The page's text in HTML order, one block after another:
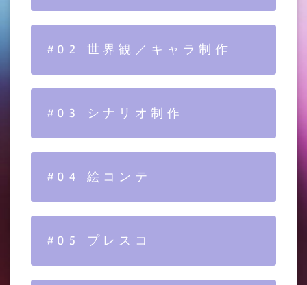
#02 世界観／キャラ制作
#03 シナリオ制作
#04 絵コンテ
#05 プレスコ